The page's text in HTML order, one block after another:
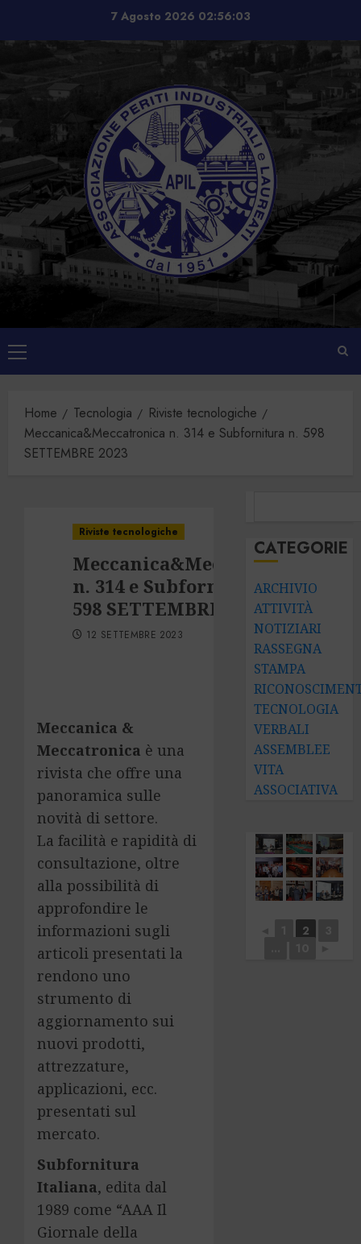
contenuto
7 Agosto 2026 02:56:03
Menu
principale
Home Tecnologia
Riviste tecnologiche
Meccanica&Meccatronica n. 314 e Subfornitura n. 598
SETTEMBRE 2023
Riviste tecnologiche
Meccanica&Meccatronica
n. 314 e Subfornitura n.
598 SETTEMBRE 2023
12 SETTEMBRE 2023
Meccanica &
Meccatronica è una
rivista che offre una
panoramica sulle
novità di settore.
La facilità e rapidità di
consultazione, oltre
alla possibilità di
approfondire le
informazioni sugli
articoli presentati la
rendono uno
strumento di
aggiornamento sui
nuovi prodotti,
attrezzature,
applicazioni, ecc.
presentati sul
mercato.
Subfornitura
Italiana, edita dal
1989 come “AAA Il
Giornale della
CATEGORIE
ARCHIVIO
ATTIVITÀ
NOTIZIARI
RASSEGNA
STAMPA
TECNOLOGIA
VERBALI
ASSEMBLEE
VITA
ASSOCIATIVA
2